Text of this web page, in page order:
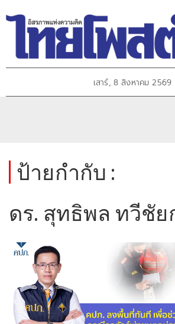
เสาร์, 8 สิงหาคม 2569
ป้ายกำกับ :
ดร. สุทธิพล ทวีชัย